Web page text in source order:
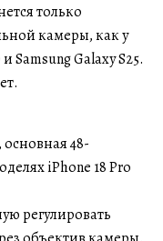
только
камеры, как у
Samsung Galaxy S25.
48-
iPhone 18 Pro
регулировать